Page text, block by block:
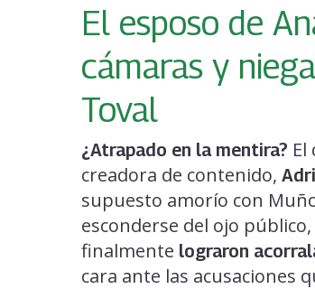
El esposo de
cámaras y
Toval
¿Atrapado en la mentira?
creadora de contenido,
supuesto amorío con
esconderse del ojo
finalmente lograron
cara ante las acusaciones